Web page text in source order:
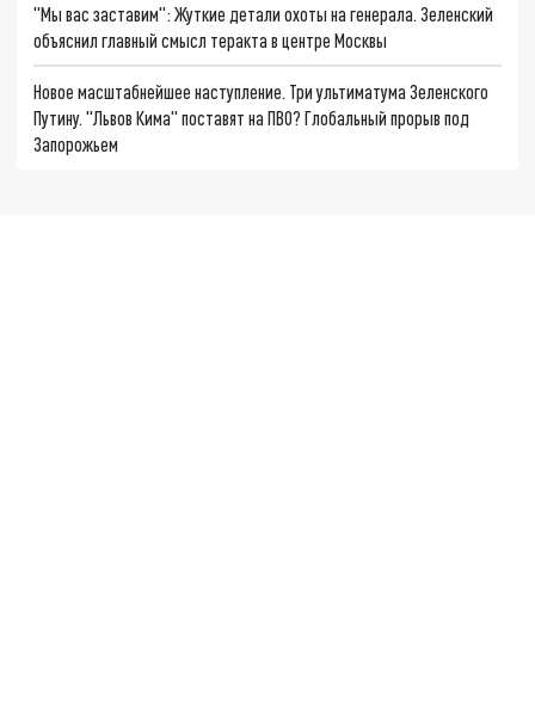
"Мы вас заставим": Жуткие детали охоты на генерала. Зеленский
объяснил главный смысл теракта в центре Москвы
Новое масштабнейшее наступление. Три ультиматума Зеленского
Путину. "Львов Кима" поставят на ПВО? Глобальный прорыв под
Запорожьем